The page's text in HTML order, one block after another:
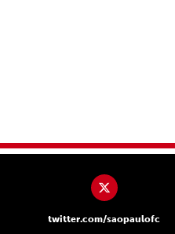
twitter.com/saopaulofc